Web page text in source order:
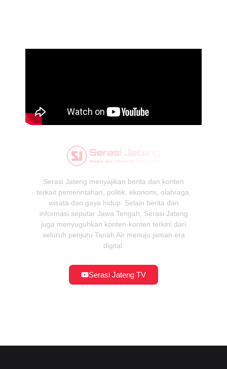
Serasi Jateng menyajikan berita dan konten
terkait pemerintahan, politik, ekonomi, olahraga,
wisata dan gaya hidup. Selain berita dan
informasi seputar Jawa Tengah, Serasi Jateng
juga menyuguhkan konten-konten terkini dari
seluruh penjuru Tanah Air menuju jaman era
digital.
Serasi Jateng TV